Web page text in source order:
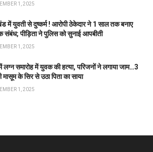
1, 2025
में युवती से दुष्कर्म ! आरोपी ठेकेदार ने 1 साल तक बनाए
संबंध; पीड़िता ने पुलिस को सुनाई आपबीती
1, 2025
लग्न समारोह में युवक की हत्या, परिजनों ने लगाया जाम…3
मासूम के सिर से उठा पिता का साया
1, 2025